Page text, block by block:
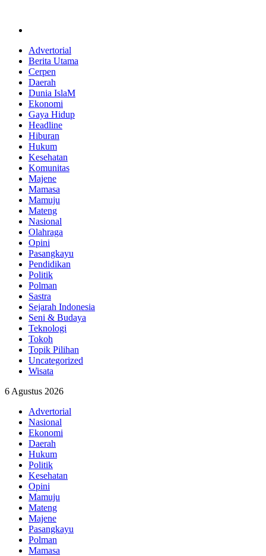
content
Advertorial
Berita Utama
Cerpen
Daerah
Dunia IslaM
Ekonomi
Gaya Hidup
Headline
Hiburan
Hukum
Kesehatan
Komunitas
Majene
Mamasa
Mamuju
Mateng
Nasional
Olahraga
Opini
Pasangkayu
Pendidikan
Politik
Polman
Sastra
Sejarah Indonesia
Seni & Budaya
Teknologi
Tokoh
Topik Pilihan
Uncategorized
Wisata
6 Agustus 2026
Advertorial
Nasional
Ekonomi
Daerah
Hukum
Politik
Kesehatan
Opini
Mamuju
Mateng
Majene
Pasangkayu
Polman
Mamasa